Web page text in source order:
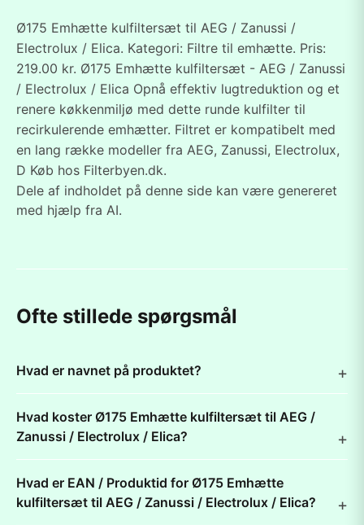
Ø175 Emhætte kulfiltersæt til AEG / Zanussi /
Electrolux / Elica. Kategori: Filtre til emhætte. Pris:
219.00 kr. Ø175 Emhætte kulfiltersæt - AEG / Zanussi
/ Electrolux / Elica Opnå effektiv lugtreduktion og et
renere køkkenmiljø med dette runde kulfilter til
recirkulerende emhætter. Filtret er kompatibelt med
en lang række modeller fra AEG, Zanussi, Electrolux,
D Køb hos Filterbyen.dk.
Dele af indholdet på denne side kan være genereret
med hjælp fra AI.
Ofte stillede spørgsmål
Hvad er navnet på produktet?
Hvad koster Ø175 Emhætte kulfiltersæt til AEG /
Zanussi / Electrolux / Elica?
Hvad er EAN / Produktid for Ø175 Emhætte
kulfiltersæt til AEG / Zanussi / Electrolux / Elica?